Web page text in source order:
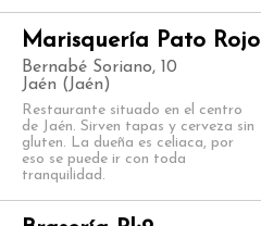
Marisquería Pato Rojo
Bernabé Soriano, 10
Jaén (Jaén)
Restaurante situado en el centro
de Jaén. Sirven tapas y cerveza sin
gluten. La dueña es celiaca, por
eso se puede ir con toda
tranquilidad.